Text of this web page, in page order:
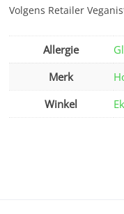
Volgens Retailer
Allergie
Merk
Winkel